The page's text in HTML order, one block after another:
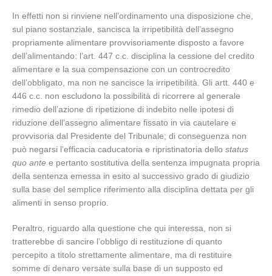
In effetti non si rinviene nell’ordinamento una disposizione che,
sul piano sostanziale, sancisca la irripetibilità dell’assegno
propriamente alimentare provvisoriamente disposto a favore
dell’alimentando: l’art. 447 c.c. disciplina la cessione del credito
alimentare e la sua compensazione con un controcredito
dell’obbligato, ma non ne sancisce la irripetibilità. Gli artt. 440 e
446 c.c. non escludono la possibilità di ricorrere al generale
rimedio dell’azione di ripetizione di indebito nelle ipotesi di
riduzione dell’assegno alimentare fissato in via cautelare e
provvisoria dal Presidente del Tribunale; di conseguenza non
può negarsi l’efficacia caducatoria e ripristinatoria dello status
quo ante e pertanto sostitutiva della sentenza impugnata propria
della sentenza emessa in esito al successivo grado di giudizio
sulla base del semplice riferimento alla disciplina dettata per gli
alimenti in senso proprio.
Peraltro, riguardo alla questione che qui interessa, non si
tratterebbe di sancire l’obbligo di restituzione di quanto
percepito a titolo strettamente alimentare, ma di restituire
somme di denaro versate sulla base di un supposto ed